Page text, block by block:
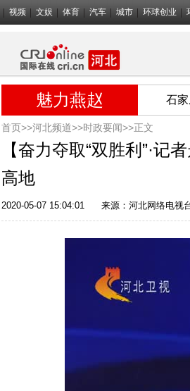
视频 文娱 体育 汽车 城市 环球创业
魅力燕赵 石
首页>>河北频道>>时政要闻>>正文
【奋力夺取“双胜利”·
高地
2020-05-07 15:04:01 来源： 河北网络电视